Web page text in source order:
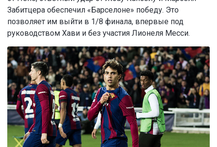
Забитцера обеспечил «Барселоне» победу. Это
позволяет им выйти в 1/8 финала, впервые под
руководством Хави и без участия Лионеля Месси.